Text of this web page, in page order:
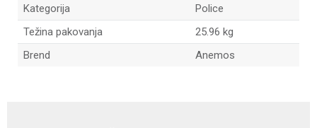
Kategorija
Police
Težina pakovanja
25.96 kg
Brend
Anemos